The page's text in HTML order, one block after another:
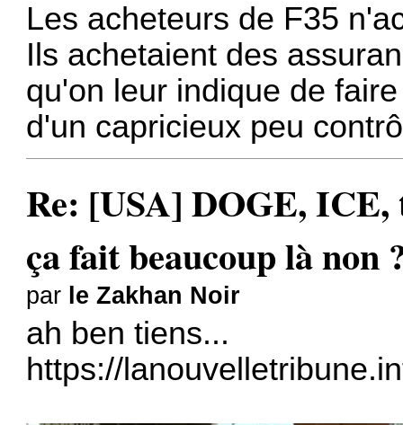
Les acheteurs de F35
Ils achetaient des
qu'on leur indique de
d'un capricieux peu
Re: [USA] DOGE,
ça fait beaucoup là non
par le Zakhan Noir
ah ben tiens...
https://